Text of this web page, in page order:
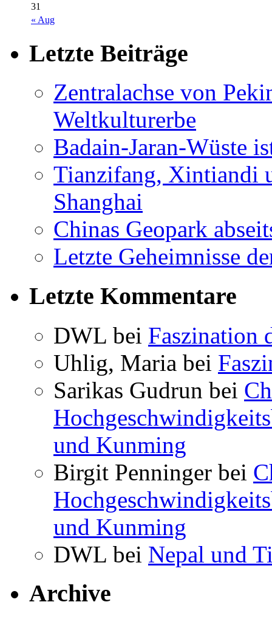
« Aug
31
Letzte Beiträge
Zentralachse von
Weltkulturerbe
Badain-Jaran-Wüste
Tianzifang, Xintiandi
Shanghai
Chinas Geopark
Letzte Geheimnisse
Letzte Kommentare
DWL bei Faszination
Uhlig, Maria bei
Sarikas Gudrun bei
und Kunming
Birgit Penninger bei
und Kunming
DWL bei Nepal und
Archive